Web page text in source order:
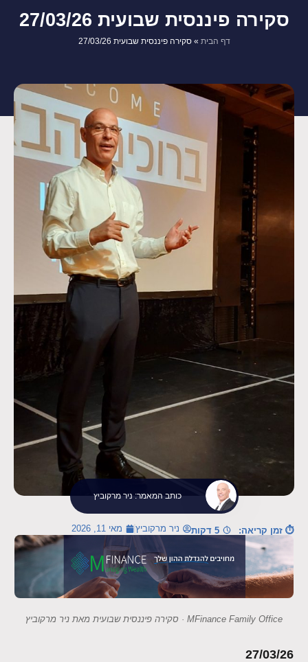
סקירה פיננסית שבועית 27/03/26
דף הבית »סקירה פיננסית שבועית 27/03/26
כותב המאמר: ניר מרקוביץ
⏱ זמן קריאה: ניר מרקוביץ מאי 11, 2026
MFinance Family Office · סקירה פיננסית שבועית מאת ניר מרקוביץ
27/03/26